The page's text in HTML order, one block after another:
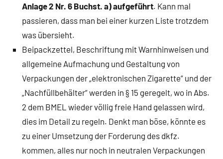
Anlage 2 Nr. 6 Buchst. a) aufgeführt. Kann mal
passieren, dass man bei einer kurzen Liste trotzdem
was übersieht.
Beipackzettel, Beschriftung mit Warnhinweisen und
allgemeine Aufmachung und Gestaltung von
Verpackungen der „elektronischen Zigarette“ und der
„Nachfüllbehälter“ werden in § 15 geregelt, wo in Abs.
2 dem BMEL wieder völlig freie Hand gelassen wird,
dies im Detail zu regeln. Denkt man böse, könnte es
zu einer Umsetzung der Forderung des dkfz.
kommen, alles nur noch in neutralen Verpackungen